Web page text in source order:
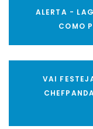
ALERTA -
COMO
VAI